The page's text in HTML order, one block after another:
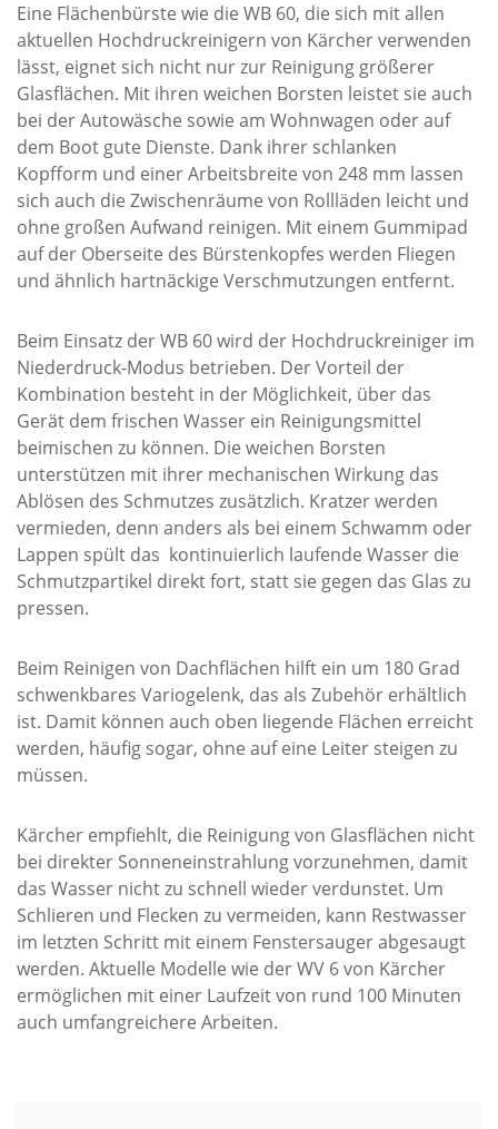
Eine Flächenbürste wie die WB 60, die sich mit allen
aktuellen Hochdruckreinigern von Kärcher verwenden
lässt, eignet sich nicht nur zur Reinigung größerer
Glasflächen. Mit ihren weichen Borsten leistet sie auch
bei der Autowäsche sowie am Wohnwagen oder auf
dem Boot gute Dienste. Dank ihrer schlanken
Kopfform und einer Arbeitsbreite von 248 mm lassen
sich auch die Zwischenräume von Rollläden leicht und
ohne großen Aufwand reinigen. Mit einem Gummipad
auf der Oberseite des Bürstenkopfes werden Fliegen
und ähnlich hartnäckige Verschmutzungen entfernt.
Beim Einsatz der WB 60 wird der Hochdruckreiniger im
Niederdruck-Modus betrieben. Der Vorteil der
Kombination besteht in der Möglichkeit, über das
Gerät dem frischen Wasser ein Reinigungsmittel
beimischen zu können. Die weichen Borsten
unterstützen mit ihrer mechanischen Wirkung das
Ablösen des Schmutzes zusätzlich. Kratzer werden
vermieden, denn anders als bei einem Schwamm oder
Lappen spült das kontinuierlich laufende Wasser die
Schmutzpartikel direkt fort, statt sie gegen das Glas zu
pressen.
Beim Reinigen von Dachflächen hilft ein um 180 Grad
schwenkbares Variogelenk, das als Zubehör erhältlich
ist. Damit können auch oben liegende Flächen erreicht
werden, häufig sogar, ohne auf eine Leiter steigen zu
müssen.
Kärcher empfiehlt, die Reinigung von Glasflächen nicht
bei direkter Sonneneinstrahlung vorzunehmen, damit
das Wasser nicht zu schnell wieder verdunstet. Um
Schlieren und Flecken zu vermeiden, kann Restwasser
im letzten Schritt mit einem Fenstersauger abgesaugt
werden. Aktuelle Modelle wie der WV 6 von Kärcher
ermöglichen mit einer Laufzeit von rund 100 Minuten
auch umfangreichere Arbeiten.